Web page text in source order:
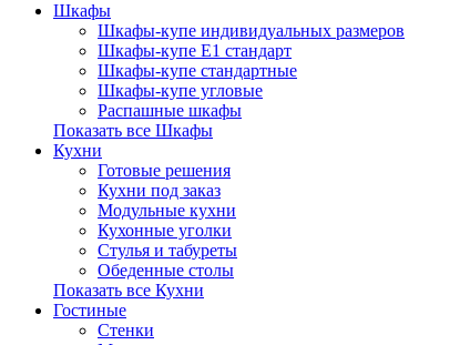
Шкафы
Шкафы-купе индивидуальных размеров
Шкафы-купе Е1 стандарт
Шкафы-купе стандартные
Шкафы-купе угловые
Распашные шкафы
Показать все Шкафы
Кухни
Готовые решения
Кухни под заказ
Модульные кухни
Кухонные уголки
Стулья и табуреты
Обеденные столы
Показать все Кухни
Гостиные
Стенки